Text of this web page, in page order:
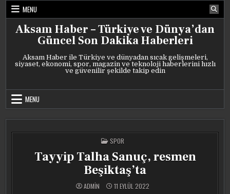
Skip
content
MENU
Aksam Haber – Türkiye ve Dünya’dan
Güncel Son Dakika Haberleri
Aksam Haber ile Türkiye ve dünyadan sıcak gelişmeleri,
siyaset, ekonomi, spor, magazin ve teknoloji haberlerini hızlı
ve güvenilir şekilde takip edin
MENU
POSTED
IN
SPOR
Tayyip Talha Sanuç, resmen
Beşiktaş’ta
ADMIN 11 EYLÜL 2022